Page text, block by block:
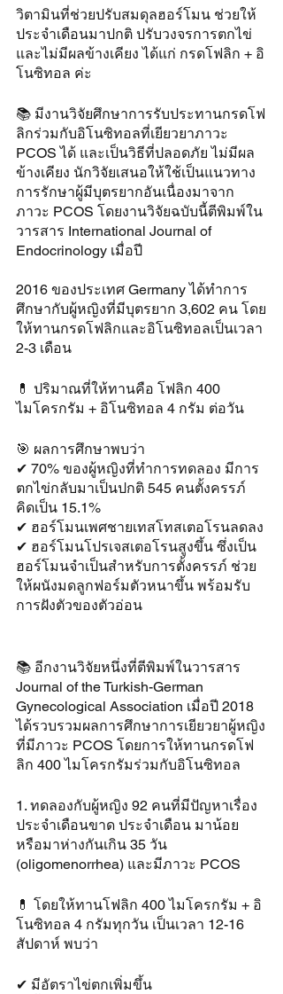
วิตามินที่ช่วยปรับสมดุลฮอร์โมน ช่วยให้
ประจำเดือนมาปกติ ปรับวงจรการตกไข่
และไม่มีผลข้างเคียง ได้แก่ กรดโฟลิก + อิ
โนซิทอล ค่ะ
📚 มีงานวิจัยศึกษาการรับประทานกรดโฟ
ลิกร่วมกับอิโนซิทอลที่เยียวยาภาวะ
PCOS ได้ และเป็นวิธีที่ปลอดภัย ไม่มีผล
ข้างเคียง นักวิจัยเสนอให้ใช้เป็นแนวทาง
การรักษาผู้มีบุตรยากอันเนื่องมาจาก
ภาวะ PCOS โดยงานวิจัยฉบับนี้ตีพิมพ์ใน
วารสาร International Journal of
Endocrinology เมื่อปี
2016 ของประเทศ Germany ได้ทำการ
ศึกษากับผู้หญิงที่มีบุตรยาก 3,602 คน โดย
ให้ทานกรดโฟลิกและอิโนซิทอลเป็นเวลา
2-3 เดือน
💊 ปริมาณที่ให้ทานคือ โฟลิก 400
ไมโครกรัม + อิโนซิทอล 4 กรัม ต่อวัน
🎯 ผลการศึกษาพบว่า
✔ 70% ของผู้หญิงที่ทำการทดลอง มีการ
ตกไข่กลับมาเป็นปกติ 545 คนตั้งครรภ์
คิดเป็น 15.1%
✔ ฮอร์โมนเพศชายเทสโทสเตอโรนลดลง
✔ ฮอร์โมนโปรเจสเตอโรนสูงขึ้น ซึ่งเป็น
ฮอร์โมนจำเป็นสำหรับการตั้งครรภ์ ช่วย
ให้ผนังมดลูกฟอร์มตัวหนาขึ้น พร้อมรับ
การฝังตัวของตัวอ่อน
📚 อีกงานวิจัยหนึ่งที่ตีพิมพ์ในวารสาร
Journal of the Turkish-German
Gynecological Association เมื่อปี 2018
ได้รวบรวมผลการศึกษาการเยียวยาผู้หญิง
ที่มีภาวะ PCOS โดยการให้ทานกรดโฟ
ลิก 400 ไมโครกรัมร่วมกับอิโนซิทอล
1. ทดลองกับผู้หญิง 92 คนที่มีปัญหาเรื่อง
ประจำเดือนขาด ประจำเดือน มาน้อย
หรือมาห่างกันเกิน 35 วัน
(oligomenorrhea) และมีภาวะ PCOS
💊 โดยให้ทานโฟลิก 400 ไมโครกรัม + อิ
โนซิทอล 4 กรัมทุกวัน เป็นเวลา 12-16
สัปดาห์ พบว่า
✔ มีอัตราไข่ตกเพิ่มขึ้น